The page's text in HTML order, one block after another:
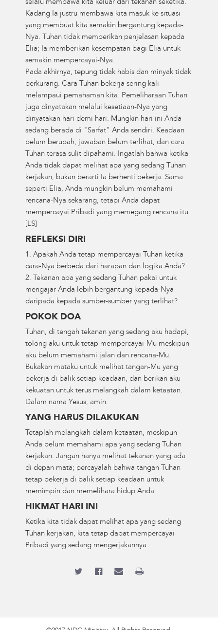
selalu membawa kita keluar dari tekanan seketika.
Kadang Ia justru membawa kita masuk ke situasi
yang membuat kita semakin bergantung kepada-
Nya. Tuhan tidak memberikan penjelasan kepada
Elia; Ia memberikan kesempatan bagi Elia untuk
semakin mempercayai-Nya.
Pada akhirnya, tepung tidak habis dan minyak tidak
berkurang. Cara Tuhan bekerja sering kali
melampaui pemahaman kita. Pemeliharaan Tuhan
juga dinyatakan melalui kesetiaan-Nya yang
dinyatakan hari demi hari. Mungkin hari ini Anda
sedang berada di "Sarfat" Anda sendiri. Keadaan
belum berubah, jawaban belum terlihat, dan cara
Tuhan terasa sulit dipahami. Ingatlah bahwa ketika
Anda tidak dapat melihat apa yang sedang Tuhan
kerjakan, bukan berarti Ia berhenti bekerja. Sama
seperti Elia, Anda mungkin belum memahami
rencana-Nya sekarang, tetapi Anda dapat
mempercayai Pribadi yang memegang rencana itu.
[LS]
REFLEKSI DIRI
1. Apakah Anda tetap mempercayai Tuhan ketika
cara-Nya berbeda dari harapan dan logika Anda?
2. Tekanan apa yang sedang Tuhan pakai untuk
mengajar Anda lebih bergantung kepada-Nya
daripada kepada sumber-sumber yang terlihat?
POKOK DOA
Tuhan, di tengah tekanan yang sedang aku hadapi,
tolong aku untuk tetap mempercayai-Mu meskipun
aku belum memahami jalan dan rencana-Mu.
Bukakan mataku untuk melihat tangan-Mu yang
bekerja di balik setiap keadaan, dan berikan aku
kekuatan untuk terus melangkah dalam ketaatan.
Dalam nama Yesus, amin.
YANG HARUS DILAKUKAN
Tetaplah melangkah dalam ketaatan, meskipun
Anda belum memahami apa yang sedang Tuhan
kerjakan. Jangan hanya melihat tekanan yang ada
di depan mata; percayalah bahwa tangan Tuhan
tetap bekerja di balik setiap keadaan untuk
memimpin dan memelihara hidup Anda.
HIKMAT HARI INI
Ketika kita tidak dapat melihat apa yang sedang
Tuhan kerjakan, kita tetap dapat mempercayai
Pribadi yang sedang mengerjakannya.